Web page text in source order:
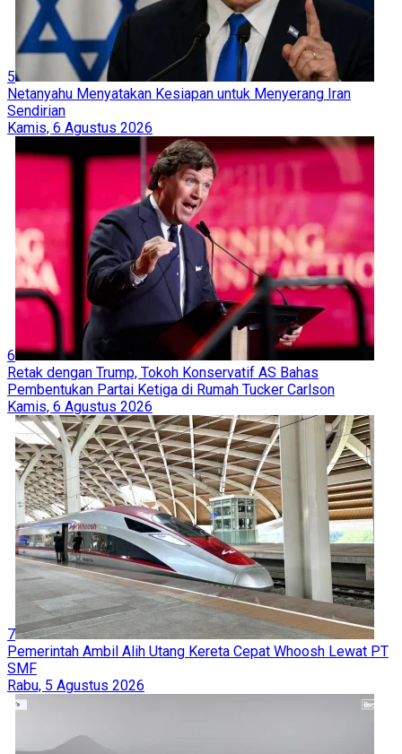
5
Netanyahu Menyatakan Kesiapan untuk Menyerang Iran
Sendirian
Kamis, 6 Agustus 2026
6
Retak dengan Trump, Tokoh Konservatif AS Bahas
Pembentukan Partai Ketiga di Rumah Tucker Carlson
Kamis, 6 Agustus 2026
7
Pemerintah Ambil Alih Utang Kereta Cepat Whoosh Lewat PT
SMF
Rabu, 5 Agustus 2026